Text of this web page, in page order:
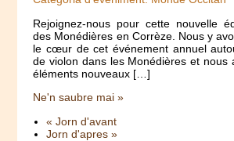
Rejoignez-nous pour cette nouvelle
des Monédières en Corrèze. Nous y
le cœur de cet événement annuel
de violon dans les Monédières et nous
éléments nouveaux […]
Ne'n saubre mai »
« Jorn d'avant
Jorn d'apres »